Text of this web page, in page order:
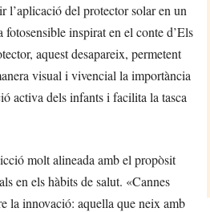
l’aplicació del protector solar en un
inspirat en el conte d’Els
aquest desapareix, permetent
visual i vivencial la importància
activa dels infants i facilita la tasca
molt alineada amb el propòsit
en els hàbits de salut. «Cannes
la innovació: aquella que neix amb